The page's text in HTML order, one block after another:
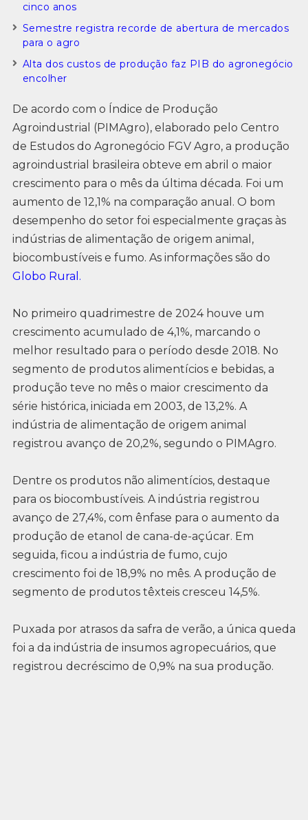
cinco anos
Semestre registra recorde de abertura de mercados
para o agro
Alta dos custos de produção faz PIB do agronegócio
encolher
De acordo com o Índice de Produção
Agroindustrial (PIMAgro), elaborado pelo Centro
de Estudos do Agronegócio FGV Agro, a produção
agroindustrial brasileira obteve em abril o maior
crescimento para o mês da última década. Foi um
aumento de 12,1% na comparação anual. O bom
desempenho do setor foi especialmente graças às
indústrias de alimentação de origem animal,
biocombustíveis e fumo. As informações são do
Globo Rural.
No primeiro quadrimestre de 2024 houve um
crescimento acumulado de 4,1%, marcando o
melhor resultado para o período desde 2018. No
segmento de produtos alimentícios e bebidas, a
produção teve no mês o maior crescimento da
série histórica, iniciada em 2003, de 13,2%. A
indústria de alimentação de origem animal
registrou avanço de 20,2%, segundo o PIMAgro.
Dentre os produtos não alimentícios, destaque
para os biocombustíveis. A indústria registrou
avanço de 27,4%, com ênfase para o aumento da
produção de etanol de cana-de-açúcar. Em
seguida, ficou a indústria de fumo, cujo
crescimento foi de 18,9% no mês. A produção de
segmento de produtos têxteis cresceu 14,5%.
Puxada por atrasos da safra de verão, a única queda
foi a da indústria de insumos agropecuários, que
registrou decréscimo de 0,9% na sua produção.